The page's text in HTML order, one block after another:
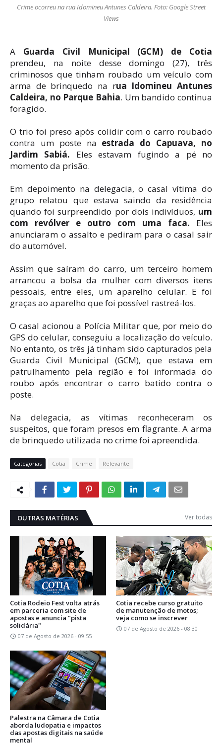
Crime ocorreu na rua Idomineu Antunes Caldeira. Foto: Google Street
Views
A Guarda Civil Municipal (GCM) de Cotia
prendeu, na noite desse domingo (27), três
criminosos que tinham roubado um veículo com
arma de brinquedo na rua Idomineu Antunes
Caldeira, no Parque Bahia. Um bandido continua
foragido.
O trio foi preso após colidir com o carro roubado
contra um poste na estrada do Capuava, no
Jardim Sabiá. Eles estavam fugindo a pé no
momento da prisão.
Em depoimento na delegacia, o casal vítima do
grupo relatou que estava saindo da residência
quando foi surpreendido por dois indivíduos, um
com revólver e outro com uma faca. Eles
anunciaram o assalto e pediram para o casal sair
do automóvel.
Assim que saíram do carro, um terceiro homem
arrancou a bolsa da mulher com diversos itens
pessoais, entre eles, um aparelho celular. E foi
graças ao aparelho que foi possível rastreá-los.
O casal acionou a Polícia Militar que, por meio do
GPS do celular, conseguiu a localização do veículo.
No entanto, os três já tinham sido capturados pela
Guarda Civil Municipal (GCM), que estava em
patrulhamento pela região e foi informada do
roubo após encontrar o carro batido contra o
poste.
Na delegacia, as vítimas reconheceram os
suspeitos, que foram presos em flagrante. A arma
de brinquedo utilizada no crime foi apreendida.
Categorias Cotia Crime Relevante
OUTRAS MATÉRIAS Ver todas
Cotia Rodeio Fest volta atrás
em parceria com site de
apostas e anuncia "pista
solidária"
07 de Agosto de 2026 - 09:55
Cotia recebe curso gratuito
de manutenção de motos;
veja como se inscrever
07 de Agosto de 2026 - 08:30
Palestra na Câmara de Cotia
aborda ludopatia e impactos
das apostas digitais na saúde
mental